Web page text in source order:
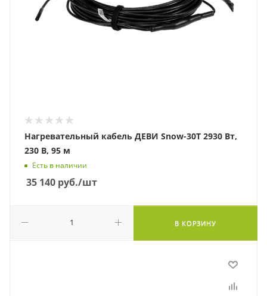
Нагревательный кабель ДЕВИ Snow-30T 2930 Вт,
230 В, 95 м
Есть в наличии
35 140 руб./шт
В КОРЗИНУ